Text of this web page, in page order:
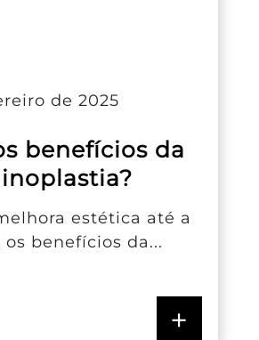
de 2025
benefícios da
estética até a
os benefícios da...
+